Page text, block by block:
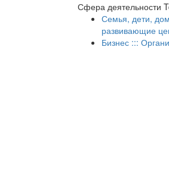
Сфера деятельности
Семья, дети,
развивающие
Бизнес :::